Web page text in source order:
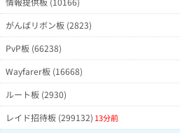
がんばリボン板 (2823)
PvP板 (66238)
Wayfarer板 (16668)
ルート板 (2930)
レイド招待板 (299132) 13分前